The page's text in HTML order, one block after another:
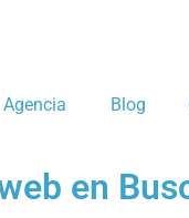
Agencia Blog
en